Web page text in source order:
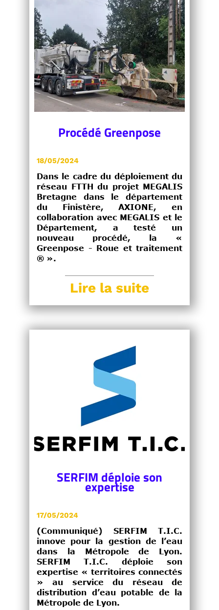
Procédé Greenpose
18/05/2024
Dans le cadre du déploiement du
réseau FTTH du projet MEGALIS
Bretagne dans le département
du Finistère, AXIONE, en
collaboration avec MEGALIS et le
Département, a testé un
nouveau procédé, la «
Greenpose - Roue et traitement
® ».
Lire la suite
SERFIM déploie son
expertise
17/05/2024
(Communiqué) SERFIM T.I.C.
innove pour la gestion de l’eau
dans la Métropole de Lyon.
SERFIM T.I.C. déploie son
expertise « territoires connectés
» au service du réseau de
distribution d’eau potable de la
Métropole de Lyon.